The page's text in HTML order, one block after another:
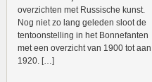
overzichten met Russische kunst.
Nog niet zo lang geleden sloot de
tentoonstelling in het Bonnefanten
met een overzicht van 1900 tot aan
1920. […]